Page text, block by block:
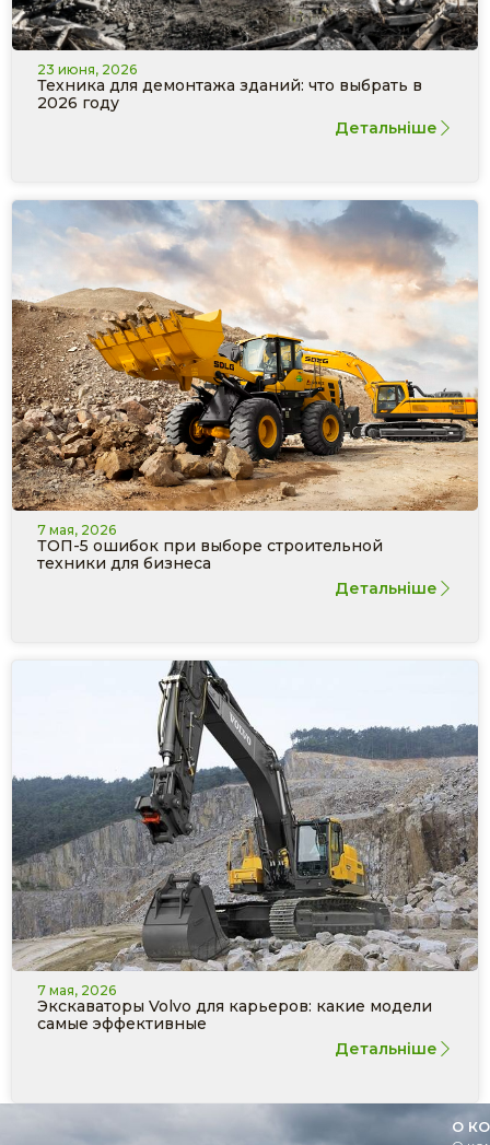
23 июня, 2026
Техника для демонтажа зданий: что выбрать в
2026 году
Детальніше
7 мая, 2026
ТОП-5 ошибок при выборе строительной
техники для бизнеса
Детальніше
7 мая, 2026
Экскаваторы Volvo для карьеров: какие модели
самые эффективные
Детальніше
О